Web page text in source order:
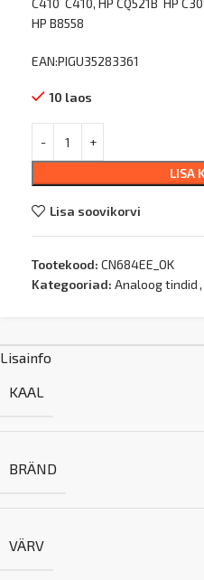
C410 C410, HP CQ521B HP
HP B8558
EAN:PIGU35283361
10 laos
LISA
Lisa soovikorvi
Tootekood: CN684EE_OK
Kategooriad: Analoog tindid,
Lisainfo
KAAL
BRÄND
VÄRV